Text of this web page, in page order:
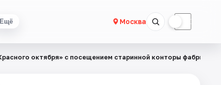
Ещё Москва ☾
октября» с посещением старинной конторы фабрики